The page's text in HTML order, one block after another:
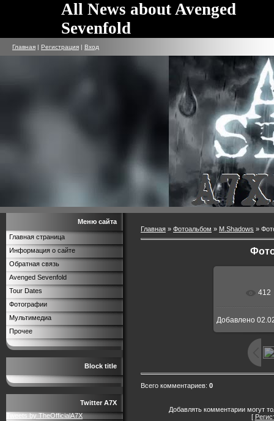
All News about Avenged
Sevenfold
Главная | Регистрация | Вход
Меню сайта
Главная страница
Информация о сайте
Обратная связь
Avenged Sevenfold
Tour Dates
Фотографии
Мультимедиа
Прочее
Block title
Twitter A7X
Tweets by TheOfficialA7X
Главная » Фотоальбом » M.Shadows »
В 412
Добавлено
Всего комментариев: 0
Добавлять комментарии могут
[